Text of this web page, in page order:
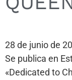
28 de junio de
Se publica en
«Dedicated to